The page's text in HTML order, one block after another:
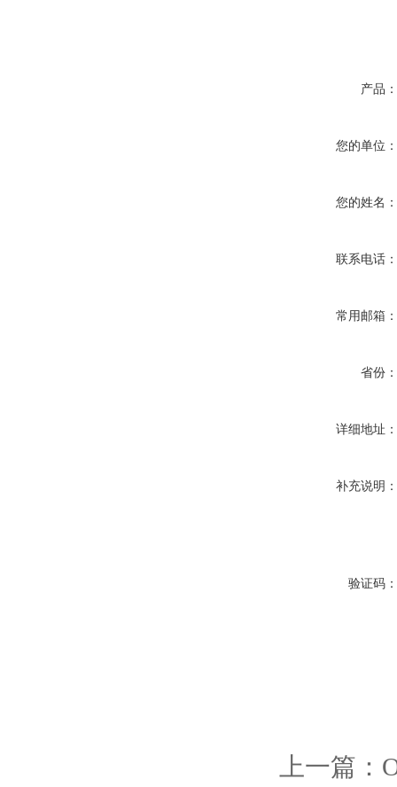
产品：
您的单位：
您的姓名：
联系电话：
常用邮箱：
省份：
详细地址：
补充说明：
验证码：
上一篇：